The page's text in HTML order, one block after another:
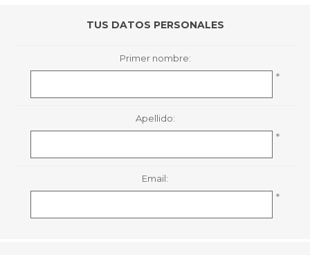
TUS DATOS PERSONALES
Primer nombre:
*
Apellido:
*
Email:
*